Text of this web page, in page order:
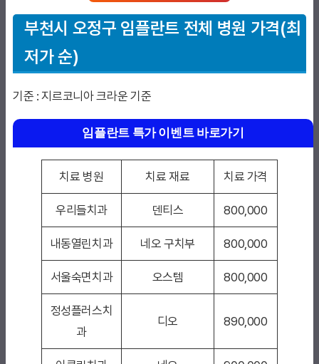
부천시 오정구 임플란트 전체 병원 가격(최
저가 순)
기준 : 지르코니아 크라운 기준
임플란트 특가 이벤트 바로가기
치료 병원 치료 재료 치료 가격
우리들치과 덴티스 800,000
내동열린치과 네오 구치부 800,000
서울숙면치과 오스템 800,000
정성플러스치
과
디오 890,000